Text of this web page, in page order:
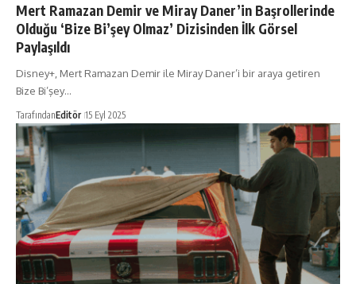
Mert Ramazan Demir ve Miray Daner’in Başrollerinde
Olduğu ‘Bize Bi’şey Olmaz’ Dizisinden İlk Görsel
Paylaşıldı
Disney+, Mert Ramazan Demir ile Miray Daner’i bir araya getiren
Bize Bi’şey…
TarafındanEditör 15 Eyl 2025